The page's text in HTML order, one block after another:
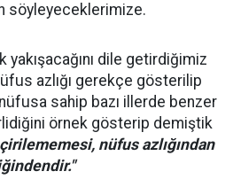
söyleyeceklerimize.
dile getirdiğimiz
azlığı gerekçe gösterilip
sahip bazı illerde benzer
örnek gösterip demiştik
nüfus azlığından